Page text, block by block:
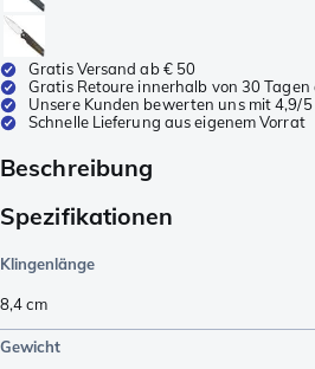
Gratis Versand ab € 50
Gratis Retoure innerhalb von 30 Tagen
Unsere Kunden bewerten uns mit 4,9/5
Schnelle Lieferung aus eigenem Vorrat
Beschreibung
Spezifikationen
Klingenlänge
8,4cm
Gewicht